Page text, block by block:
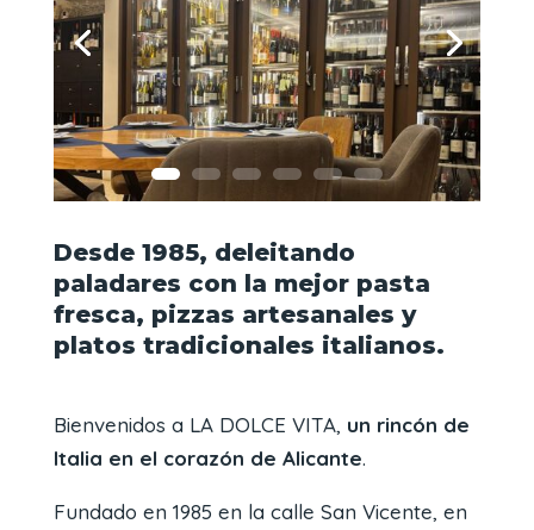
Desde 1985, deleitando
paladares con la mejor pasta
fresca, pizzas artesanales y
platos tradicionales italianos.
Bienvenidos a LA DOLCE VITA, un rincón de
Italia en el corazón de Alicante.
Fundado en 1985 en la calle San Vicente, en